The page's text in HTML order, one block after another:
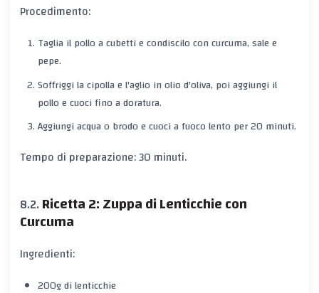
Procedimento:
Taglia il pollo a cubetti e condiscilo con curcuma, sale e
pepe.
Soffriggi la cipolla e l'aglio in olio d'oliva, poi aggiungi il
pollo e cuoci fino a doratura.
Aggiungi acqua o brodo e cuoci a fuoco lento per 20 minuti.
Tempo di preparazione: 30 minuti.
Ricetta 2: Zuppa di Lenticchie con
Curcuma
Ingredienti:
200g di lenticchie